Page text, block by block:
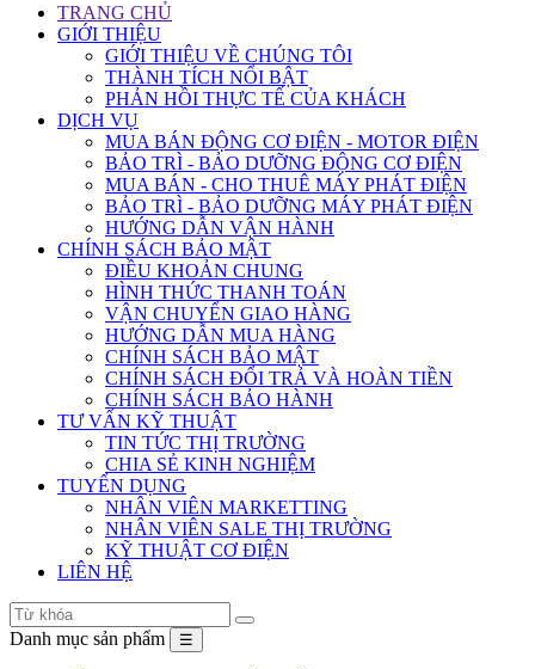
TRANG CHỦ
GIỚI THIỆU
GIỚI THIỆU VỀ CHÚNG TÔI
THÀNH TÍCH NỔI BẬT
PHẢN HỒI THỰC TẾ CỦA KHÁCH
DỊCH VỤ
MUA BÁN ĐỘNG CƠ ĐIỆN - MOTOR ĐIỆN
BẢO TRÌ - BẢO DƯỠNG ĐỘNG CƠ ĐIỆN
MUA BÁN - CHO THUÊ MÁY PHÁT ĐIỆN
BẢO TRÌ - BẢO DƯỠNG MÁY PHÁT ĐIỆN
HƯỚNG DẪN VẬN HÀNH
CHÍNH SÁCH BẢO MẬT
ĐIỀU KHOẢN CHUNG
HÌNH THỨC THANH TOÁN
VẬN CHUYỂN GIAO HÀNG
HƯỚNG DẪN MUA HÀNG
CHÍNH SÁCH BẢO MẬT
CHÍNH SÁCH ĐỔI TRẢ VÀ HOÀN TIỀN
CHÍNH SÁCH BẢO HÀNH
TƯ VẤN KỸ THUẬT
TIN TỨC THỊ TRƯỜNG
CHIA SẺ KINH NGHIỆM
TUYỂN DỤNG
NHÂN VIÊN MARKETTING
NHÂN VIÊN SALE THỊ TRƯỜNG
KỸ THUẬT CƠ ĐIỆN
LIÊN HỆ
Danh mục sản phẩm ☰